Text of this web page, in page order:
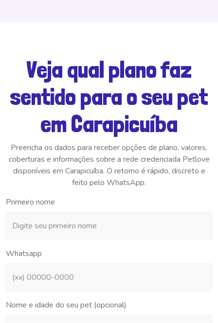
Veja qual plano faz
sentido para o seu pet
em Carapicuíba
Preencha os dados para receber opções de plano, valores,
coberturas e informações sobre a rede credenciada Petlove
disponíveis em Carapicuíba. O retorno é rápido, discreto e
feito pelo WhatsApp.
Primeiro nome
Whatsapp
Nome e idade do seu pet (opcional)